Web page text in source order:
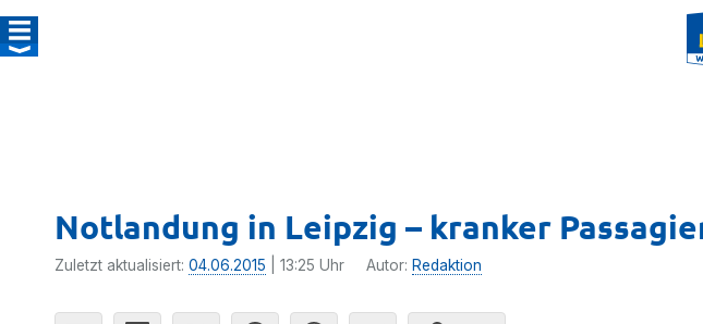
Notlandung in Leipzig – kranker
Zuletzt aktualisiert: 04.06.2015 | 13:25 Uhr Autor: Redaktion